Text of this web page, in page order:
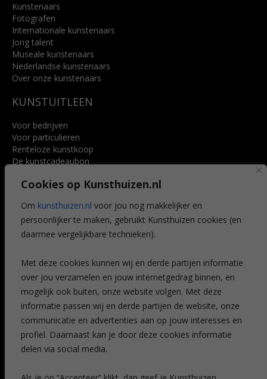
Cookies op Kunsthuizen.nl
Om kunsthuizen.nl voor jou nog makkelijker en
persoonlijker te maken, gebruikt Kunsthuizen cookies (en
daarmee vergelijkbare technieken).
Met deze cookies kunnen wij en derde partijen informatie
over jou verzamelen en jouw internetgedrag binnen, en
mogelijk ook buiten, onze website volgen. Met deze
informatie passen wij en derde partijen de website, onze
communicatie en advertenties aan op jouw interesses en
profiel. Daarnaast kan je door deze cookies informatie
delen via social media.
Kunstenaars
Fotografen
Internationale kunstenaars
Jong talent
Museale kunstenaars
Nederlandse kunstenaars
Over onze kunstenaars
KUNSTUITLEEN
Voor bedrijven
Voor particulieren
Renteloze kunstkoop
De kunstcadeaubon
Voordelen
Veelgestelde vragen
CONTACT
Leiden
Amsterdam
Breda
Favorieten
Mijn art alert
NIEUWSBRIEF